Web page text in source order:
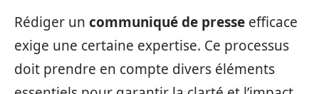
Rédiger un communiqué de presse efficace
exige une certaine expertise. Ce processus
doit prendre en compte divers éléments